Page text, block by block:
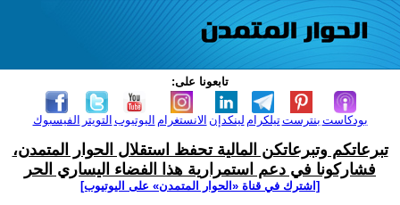
تابعونا على:
الفيسبوك التويتر اليوتيوب الانستغرام لينكدإن تيلكرامبنترست بودكاست
تبرعاتكم وتبرعاتكن المالية تحفظ استقلال الحوار المتمدن،
فشاركونا في دعم استمرارية هذا الفضاء اليساري الحر
[اشترك في قناة ‫«الحوار المتمدن» على اليوتيوب]